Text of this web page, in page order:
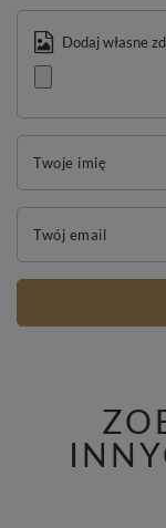
Dodaj własne
Twoje imię
Twój email